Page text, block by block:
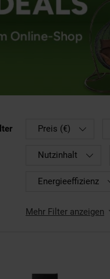
Preis (€)
Nutzinhalt
Energieeffizienz
Mehr Filter anzeigen